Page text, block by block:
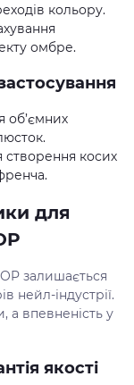
кольору.
омбре.
об’ємних
створення косих
для
залишається
нейл-індустрії.
а впевненість у
якості